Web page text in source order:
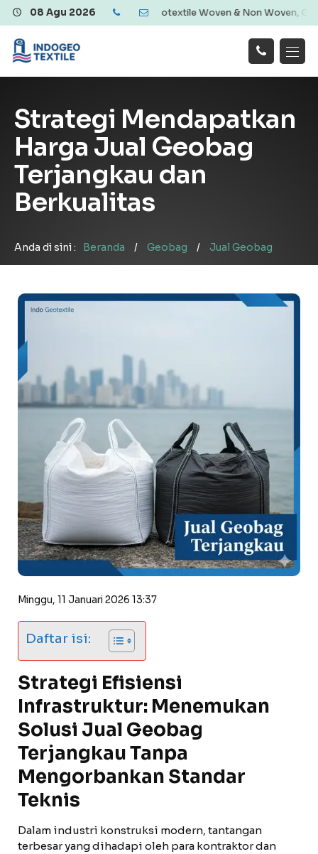
08 Agu 2026
| Menyediakan Geotextile Woven & Non Woven,
Tentang Kami
Galeri
Layanan
Hubungi
!
Strategi Mendapatkan
Harga Jual Geobag
Terjangkau dan
Berkualitas
Anda di sini : Beranda / Geobag / Jual Geobag
Minggu, 11 Januari 2026 13:37
Daftar isi:
Strategi Efisiensi
Infrastruktur: Menemukan
Solusi Jual Geobag
Terjangkau Tanpa
Mengorbankan Standar
Teknis
Dalam industri konstruksi modern, tantangan
terbesar yang dihadapi oleh para kontraktor dan